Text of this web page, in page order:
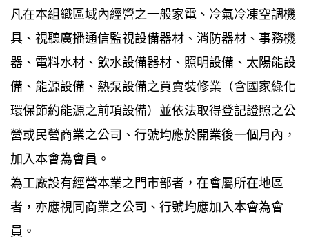
凡在本組織區域內經營之一般家電、冷氣冷凍空調機
具、視聽廣播通信監視設備器材、消防器材、事務機
器、電料水材、飲水設備器材、照明設備、太陽能設
備、能源設備、熱泵設備之買賣裝修業（含國家綠化
環保節約能源之前項設備）並依法取得登記證照之公
營或民營商業之公司、行號均應於開業後一個月內，
加入本會為會員。
為工廠設有經營本業之門市部者，在會屬所在地區
者，亦應視同商業之公司、行號均應加入本會為會
員。